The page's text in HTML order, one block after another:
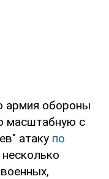
армия обороны
масштабную с
атаку по